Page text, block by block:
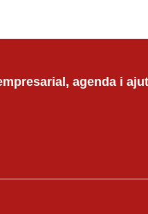
agenda i